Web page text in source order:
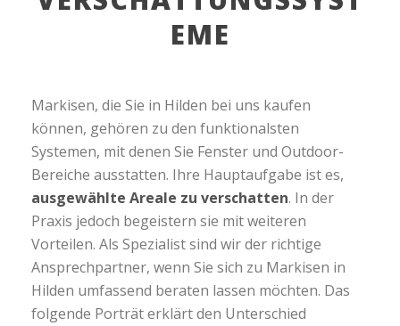
EME
Markisen, die Sie in Hilden bei uns kaufen
können, gehören zu den funktionalsten
Systemen, mit denen Sie Fenster und Outdoor-
Bereiche ausstatten. Ihre Hauptaufgabe ist es,
ausgewählte Areale zu verschatten. In der
Praxis jedoch begeistern sie mit weiteren
Vorteilen. Als Spezialist sind wir der richtige
Ansprechpartner, wenn Sie sich zu Markisen in
Hilden umfassend beraten lassen möchten. Das
folgende Porträt erklärt den Unterschied